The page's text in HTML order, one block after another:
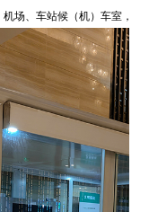
场、车站候（机）车室，